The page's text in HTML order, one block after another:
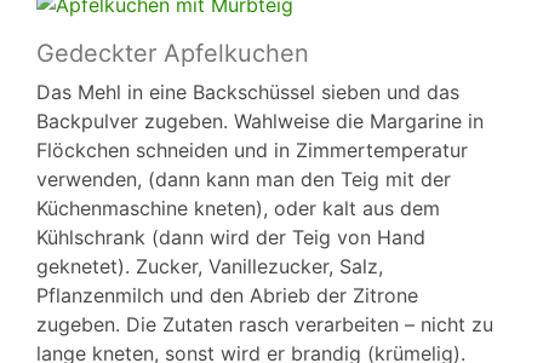
Gedeckter Apfelkuchen
Das Mehl in eine Backschüssel sieben und das
Backpulver zugeben. Wahlweise die Margarine in
Flöckchen schneiden und in Zimmertemperatur
verwenden, (dann kann man den Teig mit der
Küchenmaschine kneten), oder kalt aus dem
Kühlschrank (dann wird der Teig von Hand
geknetet). Zucker, Vanillezucker, Salz,
Pflanzenmilch und den Abrieb der Zitrone
zugeben. Die Zutaten rasch verarbeiten – nicht zu
lange kneten, sonst wird er brandig (krümelig).